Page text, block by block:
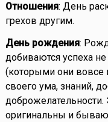
Отношения: День
грехов другим.
День рождения:
добиваются успеха
(которыми они вовсе
своего ума, знаний,
оригинальны и